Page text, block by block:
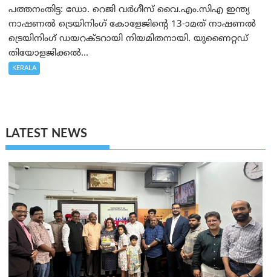
പത്തനംതിട്ട: ഡോ. റെജി വർഗീസ് വൈ.എം.സിഎ ഇന്ത്യ
നാഷണൽ ട്രെയിനിംഗ് കോളേജിന്റെ 13-ാമത് നാഷണൽ
ട്രെയിനിംഗ് ഡയറക്ടറായി നിയമിതനായി. യുണൈറ്റഡ്
തിയോളജിക്കൽ...
KERALA
LATEST NEWS